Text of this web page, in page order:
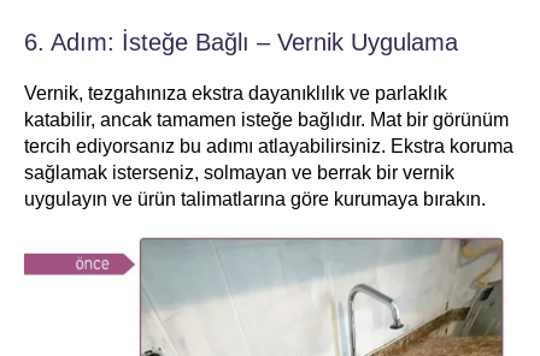
6. Adım: İsteğe Bağlı – Vernik Uygulama
Vernik, tezgahınıza ekstra dayanıklılık ve parlaklık
katabilir, ancak tamamen isteğe bağlıdır. Mat bir görünüm
tercih ediyorsanız bu adımı atlayabilirsiniz. Ekstra koruma
sağlamak isterseniz, solmayan ve berrak bir vernik
uygulayın ve ürün talimatlarına göre kurumaya bırakın.